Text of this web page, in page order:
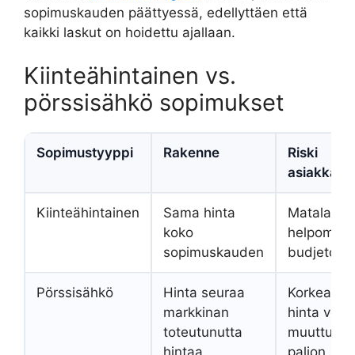
sopimuskauden päättyessä, edellyttäen että
kaikki laskut on hoidettu ajallaan.
Kiinteähintainen vs.
pörssisähkö sopimukset
Sopimustyyppi Rakenne
Riski
Kiinteähintainen
Sama hinta
koko
sopimuskauden
Matala,
helpompi
Pörssisähkö
Hinta seuraa
markkinan
toteutunutta
Korkea,
hinta voi
muuttua